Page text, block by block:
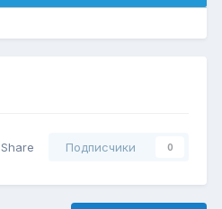
Share Подписчики 0